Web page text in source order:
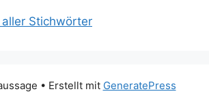
Stichwörter
• Erstellt mit GeneratePress